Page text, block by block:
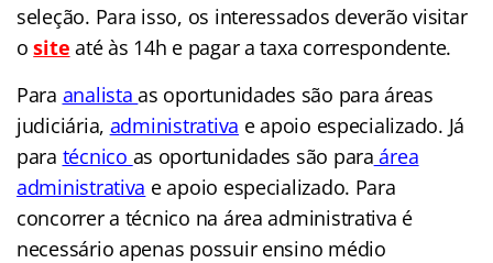
seleção. Para isso, os interessados deverão visitar
osite até às 14h e pagar a taxa correspondente.
Para analistaas oportunidades são para áreas
judiciária, administrativa e apoio especializado. Já
para técnico as oportunidades são para área
administrativa e apoio especializado. Para
concorrer a técnico na área administrativa é
necessário apenas possuir ensino médio